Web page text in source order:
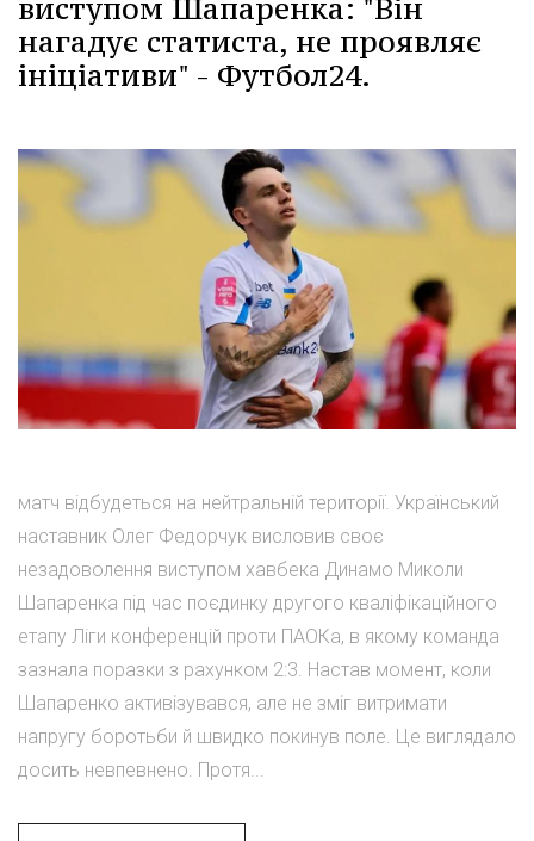
виступом Шапаренка: "Він
нагадує статиста, не проявляє
ініціативи" - Футбол24.
матч відбудеться на нейтральній території. Український
наставник Олег Федорчук висловив своє
незадоволення виступом хавбека Динамо Миколи
Шапаренка під час поєдинку другого кваліфікаційного
етапу Ліги конференцій проти ПАОКа, в якому команда
зазнала поразки з рахунком 2:3. Настав момент, коли
Шапаренко активізувався, але не зміг витримати
напругу боротьби й швидко покинув поле. Це виглядало
досить невпевнено. Протя...